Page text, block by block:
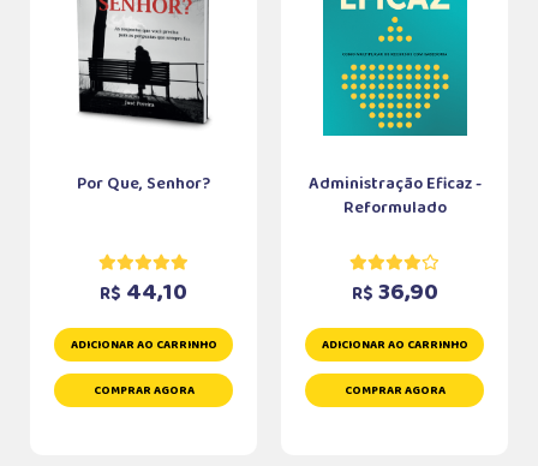
Por Que, Senhor?
R$ 44,10
ADICIONAR AO CARRINHO
COMPRAR AGORA
Administração Eficaz -
Reformulado
R$ 36,90
ADICIONAR AO CARRINHO
COMPRAR AGORA